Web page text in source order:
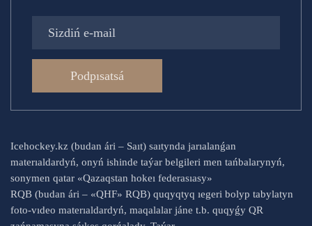
Podpısatsá
Icehockey.kz (budan ári – Saıt) saıtynda jarıalanǵan
materıaldardyń, onyń ishinde taýar belgileri men tańbalarynyń,
sonymen qatar «Qazaqstan hokeı federasıasy»
RQB (budan ári – «QHF» RQB) quqyqtyq ıegeri bolyp tabylatyn
foto-vıdeo materıaldardyń, maqalalar jáne t.b. quqyǵy QR